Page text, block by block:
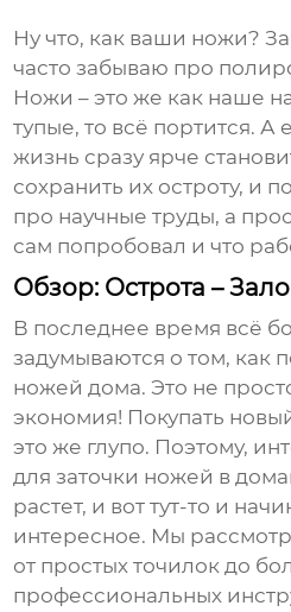
Ну что, как ваши ножи?
часто забываю про
Ножи – это же как наше
тупые, то всё портится. А
жизнь сразу ярче
сохранить их остроту, и
про научные труды, а
сам попробовал и что
Обзор: Острота –
В последнее время всё
задумываются о том, как
ножей дома. Это не
экономия! Покупать
это же глупо. Поэтому,
для заточки ножей в
растет, и вот тут-то и
интересное. Мы
от простых точилок до
профессиональных